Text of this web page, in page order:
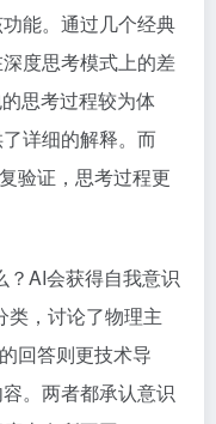
能。通过几个经典
度思考模式上的差
思考过程较为体
详细的解释。而
验证，思考过程更
？AI会获得自我意识
类，讨论了物理主
回答则更技术导
。两者都承认意识